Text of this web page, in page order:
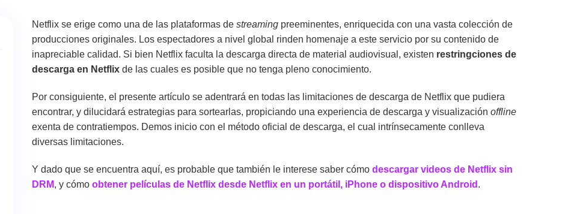
Netflix se erige como una de las plataformas de streaming preeminentes, enriquecida con una vasta colección de
producciones originales. Los espectadores a nivel global rinden homenaje a este servicio por su contenido de
inapreciable calidad. Si bien Netflix faculta la descarga directa de material audiovisual, existen restringciones de
descarga en Netflix de las cuales es posible que no tenga pleno conocimiento.
Por consiguiente, el presente artículo se adentrará en todas las limitaciones de descarga de Netflix que pudiera
encontrar, y dilucidará estrategias para sortearlas, propiciando una experiencia de descarga y visualización offline
exenta de contratiempos. Demos inicio con el método oficial de descarga, el cual intrínsecamente conlleva
diversas limitaciones.
Y dado que se encuentra aquí, es probable que también le interese saber cómo descargar videos de Netflix sin
DRM, y cómo obtener películas de Netflix desde Netflix en un portátil, iPhone o dispositivo Android .